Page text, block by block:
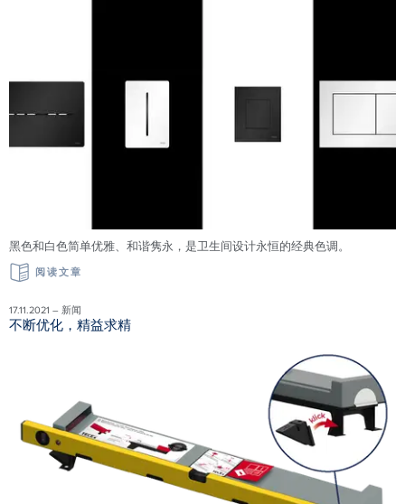
黑色和白色简单优雅、和谐隽永，是卫生间设计永恒的经典色调。
阅读文章
17.11.2021 – 新闻
不断优化，精益求精